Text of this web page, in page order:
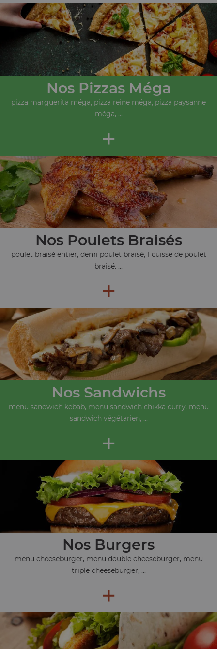
Nos Pizzas Méga
pizza marguerita méga, pizza reine méga, pizza paysanne
méga, ...
+
Nos Poulets Braisés
poulet braisé entier, demi poulet braisé, 1 cuisse de poulet
braisé, ...
+
Nos Sandwichs
menu sandwich kebab, menu sandwich chikka curry, menu
sandwich végétarien, ...
+
Nos Burgers
menu cheeseburger, menu double cheeseburger, menu
triple cheeseburger, ...
+